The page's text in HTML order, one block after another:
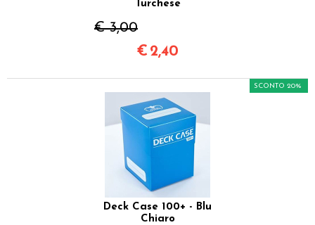
Turchese
€ 3,00
€ 2,40
Deck Case 100+ - Blu
Chiaro
SCONTO 20%